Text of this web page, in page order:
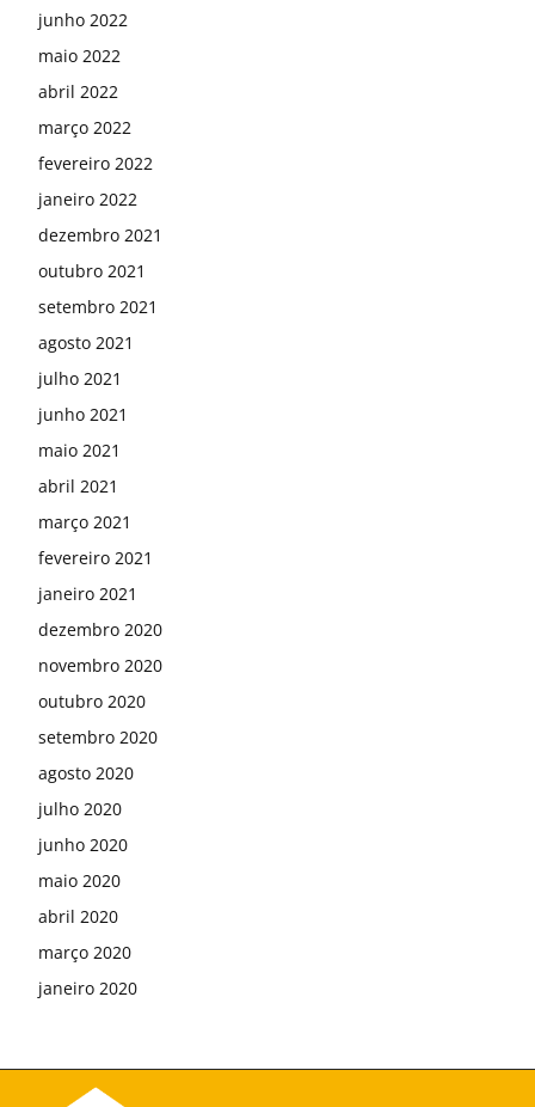
junho 2022
maio 2022
abril 2022
março 2022
fevereiro 2022
janeiro 2022
dezembro 2021
outubro 2021
setembro 2021
agosto 2021
julho 2021
junho 2021
maio 2021
abril 2021
março 2021
fevereiro 2021
janeiro 2021
dezembro 2020
novembro 2020
outubro 2020
setembro 2020
agosto 2020
julho 2020
junho 2020
maio 2020
abril 2020
março 2020
janeiro 2020